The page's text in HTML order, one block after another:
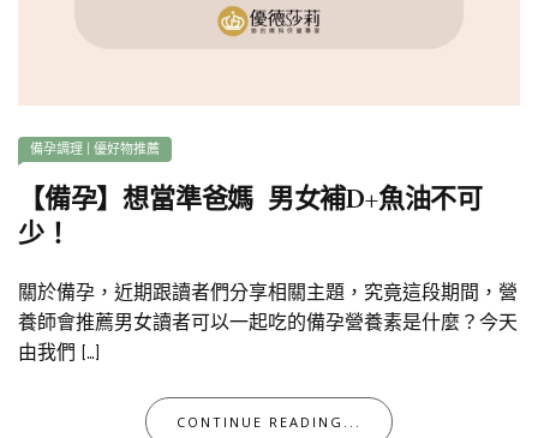
備孕調理 優好物推薦
【備孕】想當準爸媽 男女補D+魚油不可
少！
關於備孕，近期跟讀者們分享相關主題，究竟這段期間，營
養師會推薦男女讀者可以一起吃的備孕營養素是什麼？今天
由我們 […]
CONTINUE READING...